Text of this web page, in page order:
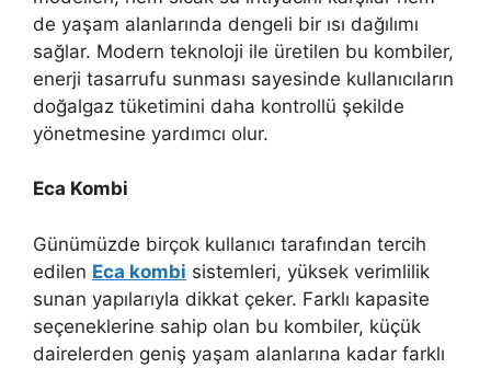
de yaşam alanlarında dengeli bir ısı dağılımı
sağlar. Modern teknoloji ile üretilen bu kombiler,
enerji tasarrufu sunması sayesinde kullanıcıların
doğalgaz tüketimini daha kontrollü şekilde
yönetmesine yardımcı olur.
Eca Kombi
Günümüzde birçok kullanıcı tarafından tercih
edilen Eca kombi sistemleri, yüksek verimlilik
sunan yapılarıyla dikkat çeker. Farklı kapasite
seçeneklerine sahip olan bu kombiler, küçük
dairelerden geniş yaşam alanlarına kadar farklı